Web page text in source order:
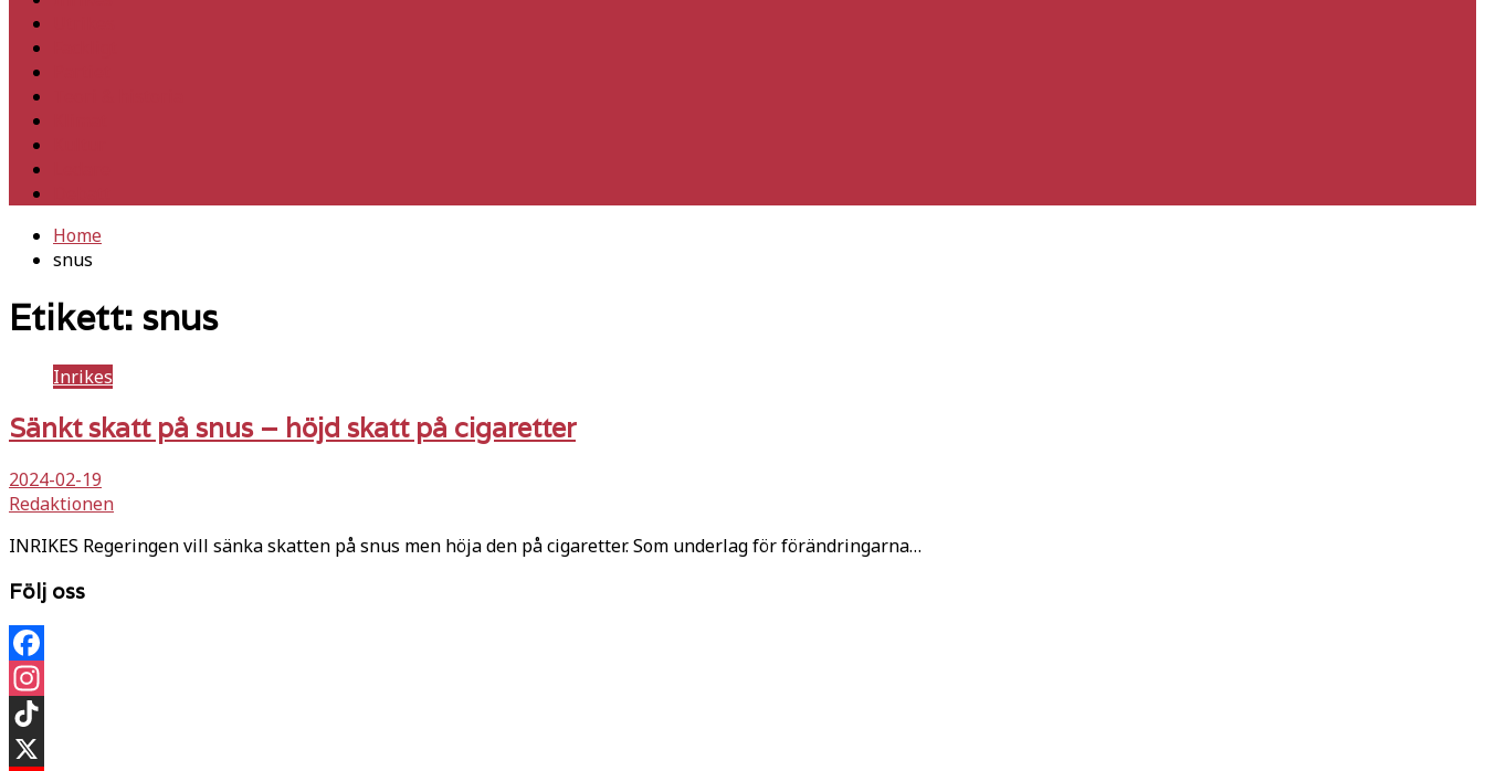
Home
snus
Etikett: snus
Inrikes
Sänkt skatt på snus – höjd skatt på cigaretter
2024-02-19
Redaktionen
INRIKES Regeringen vill sänka skatten på snus men höja den på cigaretter. Som underlag för förändringarna…
Följ oss
Facebook
Instagram
TikTok